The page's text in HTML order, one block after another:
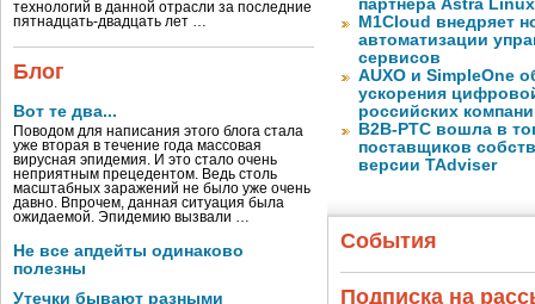
технологий в данной отрасли за последние
пятнадцать-двадцать лет …
Блог
Вот те два...
Поводом для написания этого блога стала
уже вторая в течение года массовая
вирусная эпидемия. И это стало очень
неприятным прецедентом. Ведь столь
масштабных заражений не было уже очень
давно. Впрочем, данная ситуация была
ожидаемой. Эпидемию вызвали …
Не все апдейты одинаково
полезны
Утечки бывают разными
партнера Astra Linux
M1Cloud внедряет
автоматизации
сервисов
AUXO и SimpleOne
ускорения
российских
B2B-РТС вошла в
поставщиков
версии TAdviser
События
Подписка на